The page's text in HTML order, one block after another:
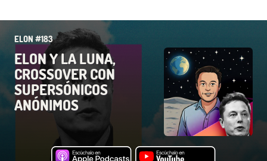
ELON #183
ELON Y LA LUNA,
CROSSOVER CON
SUPERSÓNICOS
ANÓNIMOS